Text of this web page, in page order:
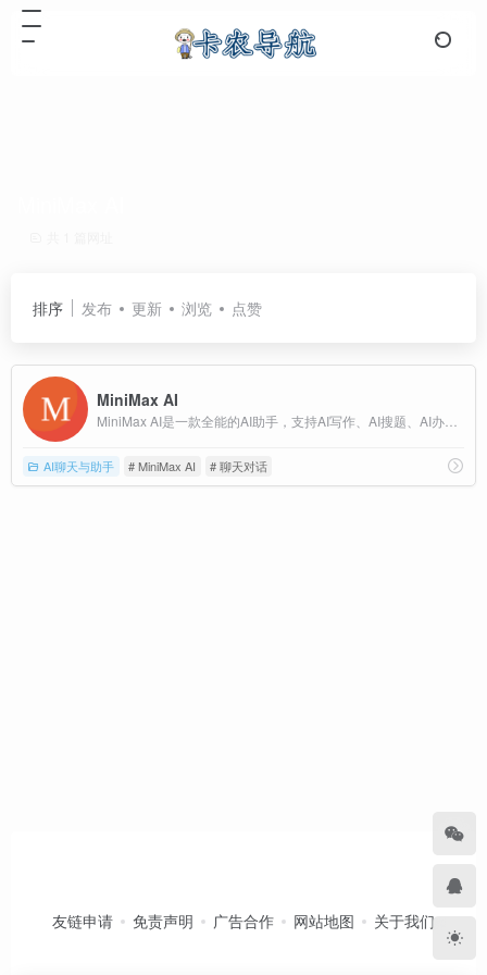
排序 发布 更新 浏览 点赞
MiniMax AI
AI聊天与助手 # MiniMax AI # 聊天对话
友链申请 免责声明 广告合作 网站地图 关于我们